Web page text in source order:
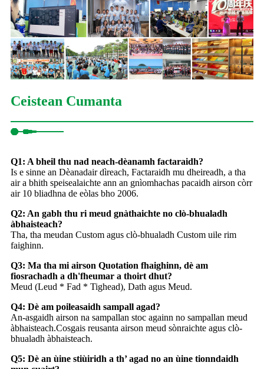
Ceistean Cumanta
Q1: A bheil thu nad neach-dèanamh factaraidh?
Is e sinne an Dèanadair dìreach, Factaraidh mu dheireadh, a tha
air a bhith speisealaichte ann an gnìomhachas pacaidh airson còrr
air 10 bliadhna de eòlas bho 2006.
Q2: An gabh thu ri meud gnàthaichte no clò-bhualadh
àbhaisteach?
Tha, tha meudan Custom agus clò-bhualadh Custom uile rim
faighinn.
Q3: Ma tha mi airson Quotation fhaighinn, dè am
fiosrachadh a dh'fheumar a thoirt dhut?
Meud (Leud * Fad * Tighead), Dath agus Meud.
Q4: Dè am poileasaidh sampall agad?
An-asgaidh airson na sampallan stoc againn no sampallan meud
àbhaisteach.Cosgais reusanta airson meud sònraichte agus clò-
bhualadh àbhaisteach.
Q5: Dè an ùine stiùiridh a th’ agad no an ùine tionndaidh